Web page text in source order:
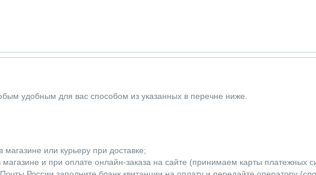
удобным для вас способом из указанных в перечне ниже.
или курьеру при доставке;
и при оплате онлайн-заказа на сайте (принимаем карты платежных